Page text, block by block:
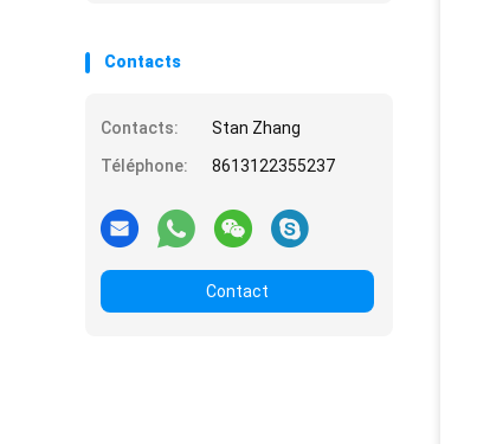
Contacts
Contacts:
Stan Zhang
Téléphone:
8613122355237
Contact